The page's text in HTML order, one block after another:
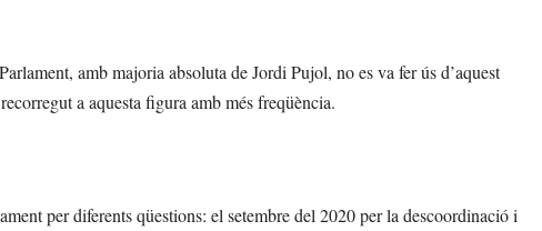
amb majoria absoluta de Jordi Pujol, no es va fer ús d’aquest
a aquesta figura amb més freqüència.
per diferents qüestions: el setembre del 2020 per la descoordinació i